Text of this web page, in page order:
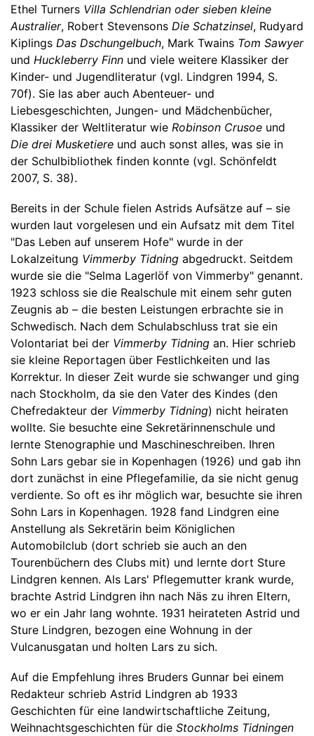
Ethel Turners Villa Schlendrian oder sieben kleine
Australier, Robert Stevensons Die Schatzinsel, Rudyard
Kiplings Das Dschungelbuch, Mark Twains Tom Sawyer
und Huckleberry Finn und viele weitere Klassiker der
Kinder- und Jugendliteratur (vgl. Lindgren 1994, S.
70f). Sie las aber auch Abenteuer- und
Liebesgeschichten, Jungen- und Mädchenbücher,
Klassiker der Weltliteratur wie Robinson Crusoe und
Die drei Musketiere und auch sonst alles, was sie in
der Schulbibliothek finden konnte (vgl. Schönfeldt
2007, S. 38).
Bereits in der Schule fielen Astrids Aufsätze auf – sie
wurden laut vorgelesen und ein Aufsatz mit dem Titel
"Das Leben auf unserem Hofe" wurde in der
Lokalzeitung Vimmerby Tidning abgedruckt. Seitdem
wurde sie die "Selma Lagerlöf von Vimmerby" genannt.
1923 schloss sie die Realschule mit einem sehr guten
Zeugnis ab – die besten Leistungen erbrachte sie in
Schwedisch. Nach dem Schulabschluss trat sie ein
Volontariat bei der Vimmerby Tidning an. Hier schrieb
sie kleine Reportagen über Festlichkeiten und las
Korrektur. In dieser Zeit wurde sie schwanger und ging
nach Stockholm, da sie den Vater des Kindes (den
Chefredakteur der Vimmerby Tidning) nicht heiraten
wollte. Sie besuchte eine Sekretärinnenschule und
lernte Stenographie und Maschineschreiben. Ihren
Sohn Lars gebar sie in Kopenhagen (1926) und gab ihn
dort zunächst in eine Pflegefamilie, da sie nicht genug
verdiente. So oft es ihr möglich war, besuchte sie ihren
Sohn Lars in Kopenhagen. 1928 fand Lindgren eine
Anstellung als Sekretärin beim Königlichen
Automobilclub (dort schrieb sie auch an den
Tourenbüchern des Clubs mit) und lernte dort Sture
Lindgren kennen. Als Lars' Pflegemutter krank wurde,
brachte Astrid Lindgren ihn nach Näs zu ihren Eltern,
wo er ein Jahr lang wohnte. 1931 heirateten Astrid und
Sture Lindgren, bezogen eine Wohnung in der
Vulcanusgatan und holten Lars zu sich.
Auf die Empfehlung ihres Bruders Gunnar bei einem
Redakteur schrieb Astrid Lindgren ab 1933
Geschichten für eine landwirtschaftliche Zeitung,
Weihnachtsgeschichten für die Stockholms Tidningen